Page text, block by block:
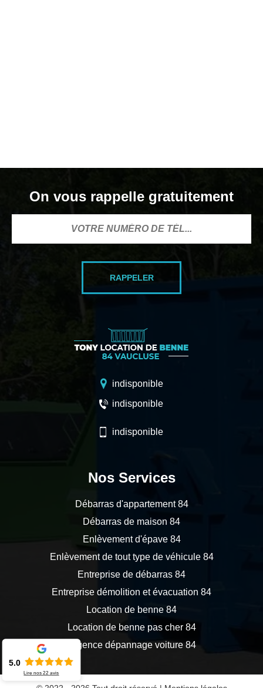
On vous rappelle gratuitement
indisponible
indisponible
indisponible
Nos Services
Débarras d'appartement 84
Débarras de maison 84
Enlèvement d'épave 84
Enlèvement de tout type de véhicule 84
Entreprise de débarras 84
Entreprise démolition et évacuation 84
Location de benne 84
Location de benne pas cher 84
Urgence dépannage voiture 84
5.0
Lire nos22 avis